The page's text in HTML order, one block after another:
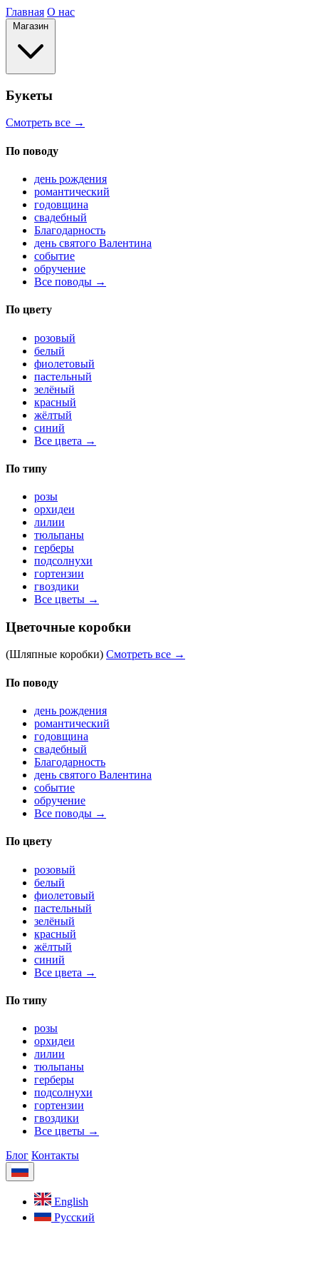
Главная О нас
Магазин
Букеты
Смотреть все →
По поводу
день рождения
романтический
годовщина
свадебный
Благодарность
день святого Валентина
событие
обручение
Все поводы →
По цвету
розовый
белый
фиолетовый
пастельный
зелёный
красный
жёлтый
синий
Все цвета →
По типу
розы
орхидеи
лилии
тюльпаны
герберы
подсолнухи
гортензии
гвоздики
Все цветы →
Цветочные коробки
(Шляпные коробки) Смотреть все →
По поводу
день рождения
романтический
годовщина
свадебный
Благодарность
день святого Валентина
событие
обручение
Все поводы →
По цвету
розовый
белый
фиолетовый
пастельный
зелёный
красный
жёлтый
синий
Все цвета →
По типу
розы
орхидеи
лилии
тюльпаны
герберы
подсолнухи
гортензии
гвоздики
Все цветы →
Блог Контакты
English
Русский